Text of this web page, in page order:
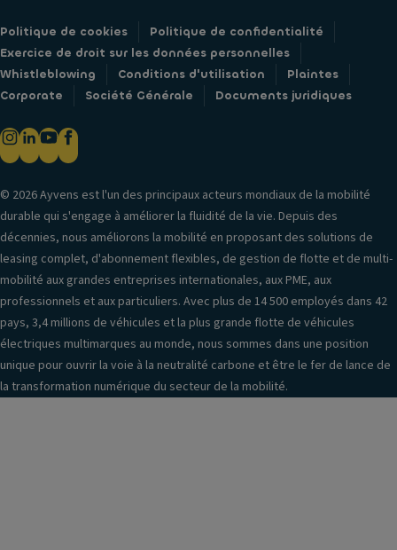
Politique de cookies
Politique de confidentialité
Exercice de droit sur les données personnelles
Whistleblowing
Conditions d'utilisation
Plaintes
Corporate
Société Générale Documents juridiques
© 2026 Ayvens est l'un des principaux acteurs mondiaux de la mobilité
durable qui s'engage à améliorer la fluidité de la vie. Depuis des
décennies, nous améliorons la mobilité en proposant des solutions de
leasing complet, d'abonnement flexibles, de gestion de flotte et de multi-
mobilité aux grandes entreprises internationales, aux PME, aux
professionnels et aux particuliers. Avec plus de 14 500 employés dans 42
pays, 3,4 millions de véhicules et la plus grande flotte de véhicules
électriques multimarques au monde, nous sommes dans une position
unique pour ouvrir la voie à la neutralité carbone et être le fer de lance de
la transformation numérique du secteur de la mobilité.